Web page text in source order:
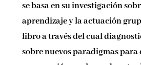
se basa en su investigación
aprendizaje y la actuación
libro a través del cual
sobre nuevos paradigmas para